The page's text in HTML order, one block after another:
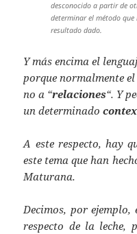
desconocido a partir de
determinar el método
resultado dado.
Y más encima el
porque normalmente
no a “relaciones“. Y
un determinado
A este respecto, hay
este tema que han
Maturana.
Decimos, por ejemplo,
respecto de la leche,